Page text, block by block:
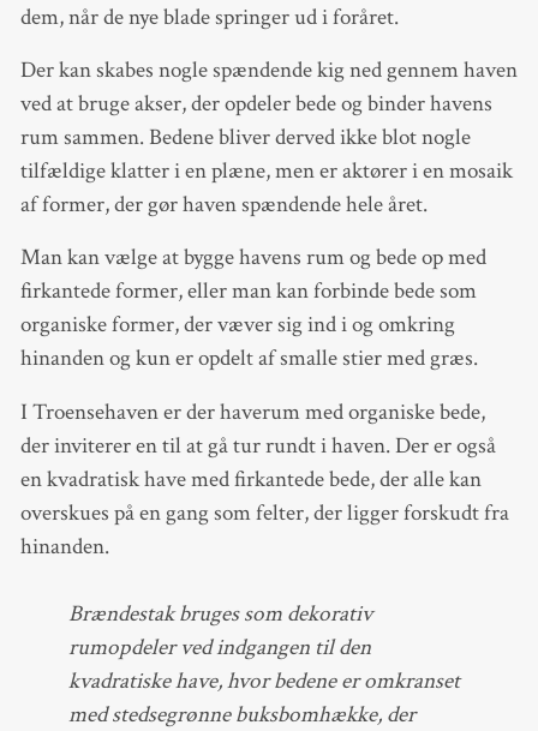
dem, når de nye blade springer ud i foråret.
Der kan skabes nogle spændende kig ned gennem haven
ved at bruge akser, der opdeler bede og binder havens
rum sammen. Bedene bliver derved ikke blot nogle
tilfældige klatter i en plæne, men er aktører i en mosaik
af former, der gør haven spændende hele året.
Man kan vælge at bygge havens rum og bede op med
firkantede former, eller man kan forbinde bede som
organiske former, der væver sig ind i og omkring
hinanden og kun er opdelt af smalle stier med græs.
I Troensehaven er der haverum med organiske bede,
der inviterer en til at gå tur rundt i haven. Der er også
en kvadratisk have med firkantede bede, der alle kan
overskues på en gang som felter, der ligger forskudt fra
hinanden.
Brændestak bruges som dekorativ
rumopdeler ved indgangen til den
kvadratiske have, hvor bedene er omkranset
med stedsegrønne buksbomhække, der